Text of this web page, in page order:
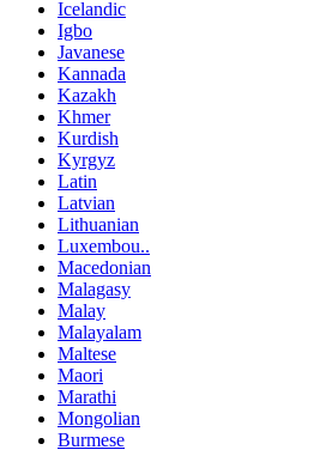
Icelandic
Igbo
Javanese
Kannada
Kazakh
Khmer
Kurdish
Kyrgyz
Latin
Latvian
Lithuanian
Luxembou..
Macedonian
Malagasy
Malay
Malayalam
Maltese
Maori
Marathi
Mongolian
Burmese